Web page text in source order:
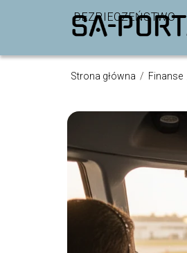
BEZPIECZEŃSTWO
Strona główna / Finanse